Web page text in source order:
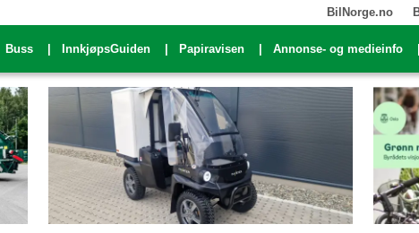
BilNorge.no
Buss InnkjøpsGuiden Papiravisen Annonse- og medieinfo